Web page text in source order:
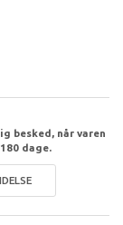
besked, når varen
dage.